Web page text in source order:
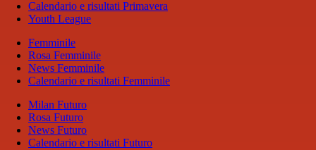
Calendario e risultati Primavera
Youth League
Femminile
Rosa Femminile
News Femminile
Calendario e risultati Femminile
Milan Futuro
Rosa Futuro
News Futuro
Calendario e risultati Futuro